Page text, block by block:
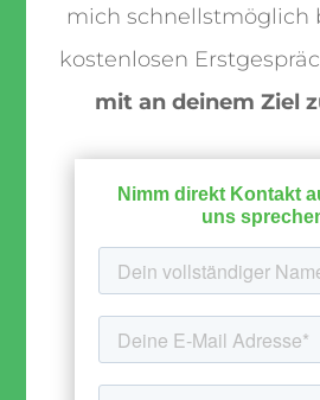
mich schnellstmöglich
kostenlosen
mit an deinem Ziel